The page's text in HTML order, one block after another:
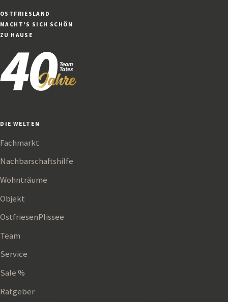
OSTFRIESLAND
MACHT'S SICH SCHÖN
ZU HAUSE
DIE WELTEN
Fachmarkt
Nachbarschaftshilfe
Wohnträume
Objekt
OstfriesenPlissee
Team
Service
Sale %
Ratgeber